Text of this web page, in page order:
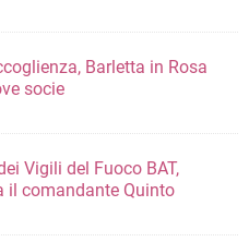
Barletta in Rosa
socie
Vigili del Fuoco BAT,
il comandante Quinto